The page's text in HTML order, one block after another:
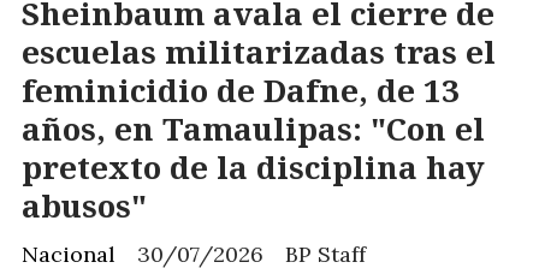
Sheinbaum avala el cierre de
escuelas militarizadas tras el
feminicidio de Dafne, de 13
años, en Tamaulipas: "Con el
pretexto de la disciplina hay
abusos"
BP Staff
Nacional 30/07/2026